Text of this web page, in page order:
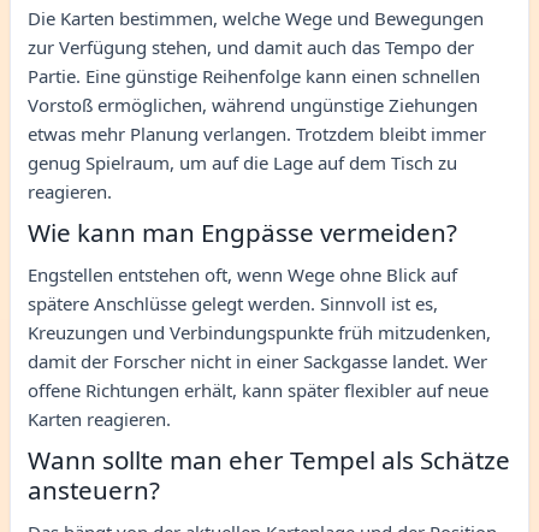
Die Karten bestimmen, welche Wege und Bewegungen
zur Verfügung stehen, und damit auch das Tempo der
Partie. Eine günstige Reihenfolge kann einen schnellen
Vorstoß ermöglichen, während ungünstige Ziehungen
etwas mehr Planung verlangen. Trotzdem bleibt immer
genug Spielraum, um auf die Lage auf dem Tisch zu
reagieren.
Wie kann man Engpässe vermeiden?
Engstellen entstehen oft, wenn Wege ohne Blick auf
spätere Anschlüsse gelegt werden. Sinnvoll ist es,
Kreuzungen und Verbindungspunkte früh mitzudenken,
damit der Forscher nicht in einer Sackgasse landet. Wer
offene Richtungen erhält, kann später flexibler auf neue
Karten reagieren.
Wann sollte man eher Tempel als Schätze
ansteuern?